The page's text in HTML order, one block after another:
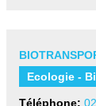
Ecologie -
Téléphone: